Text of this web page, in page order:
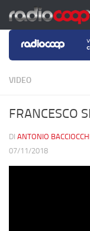
Salta al contenuto
VIDEO
FRANCESCO
DI ANTONIO
07/11/2018